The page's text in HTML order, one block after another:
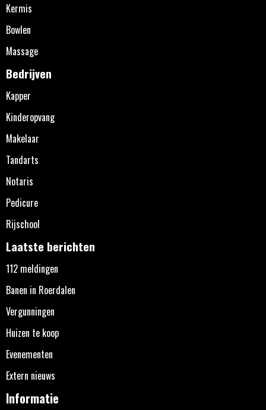
Kermis
Bowlen
Massage
Bedrijven
Kapper
Kinderopvang
Makelaar
Tandarts
Notaris
Pedicure
Rijschool
Laatste berichten
112 meldingen
Banen in Roerdalen
Vergunningen
Huizen te koop
Evenementen
Extern nieuws
Informatie